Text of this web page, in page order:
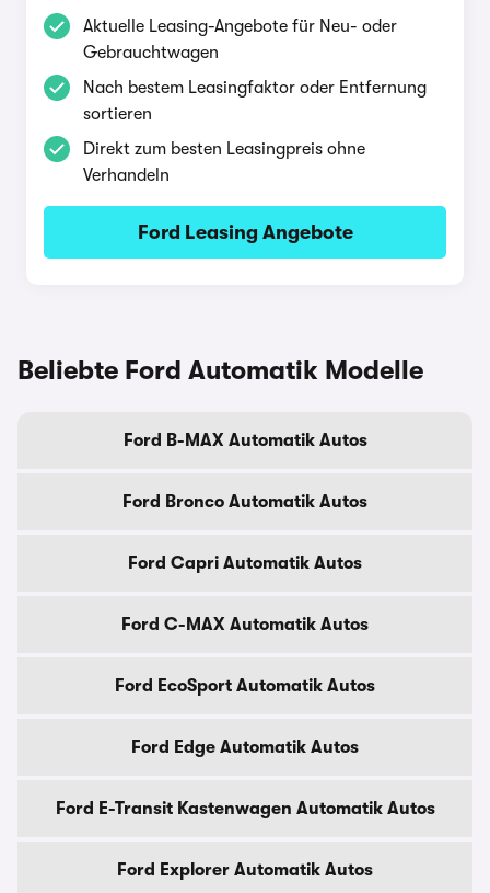
Aktuelle Leasing-Angebote für Neu- oder
Gebrauchtwagen
Nach bestem Leasingfaktor oder Entfernung
sortieren
Direkt zum besten Leasingpreis ohne
Verhandeln
Ford Leasing Angebote
Beliebte Ford Automatik Modelle
Ford B-MAX Automatik Autos
Ford Bronco Automatik Autos
Ford Capri Automatik Autos
Ford C-MAX Automatik Autos
Ford EcoSport Automatik Autos
Ford Edge Automatik Autos
Ford E-Transit Kastenwagen Automatik Autos
Ford Explorer Automatik Autos